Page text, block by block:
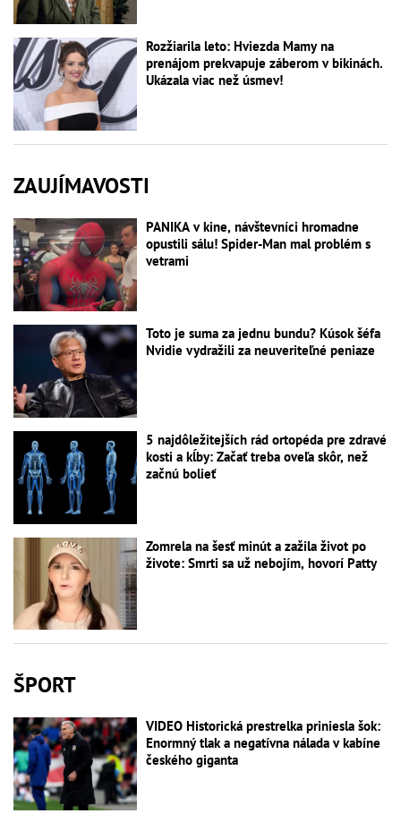
Rozžiarila leto: Hviezda Mamy na
prenájom prekvapuje záberom v bikinách.
Ukázala viac než úsmev!
ZAUJÍMAVOSTI
PANIKA v kine, návštevníci hromadne
opustili sálu! Spider-Man mal problém s
vetrami
Toto je suma za jednu bundu? Kúsok šéfa
Nvidie vydražili za neuveriteľné peniaze
5 najdôležitejších rád ortopéda pre zdravé
kosti a kĺby: Začať treba oveľa skôr, než
začnú bolieť
Zomrela na šesť minút a zažila život po
živote: Smrti sa už nebojím, hovorí Patty
ŠPORT
VIDEO Historická prestrelka priniesla šok:
Enormný tlak a negatívna nálada v kabíne
českého giganta